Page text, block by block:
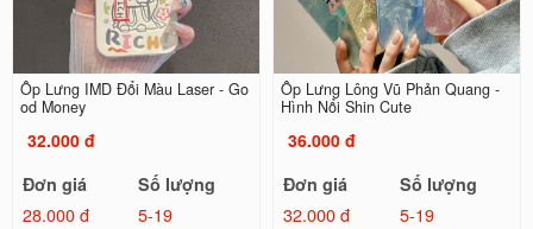
Ốp Lưng IMD Đổi Màu Laser - Go
od Money
32.000 đ
Đơn giá
Số lượng
28.000 đ
5-19
Ốp Lưng Lông Vũ Phản Quang -
Hình Nổi Shin Cute
36.000 đ
Đơn giá
Số lượng
32.000 đ
5-19